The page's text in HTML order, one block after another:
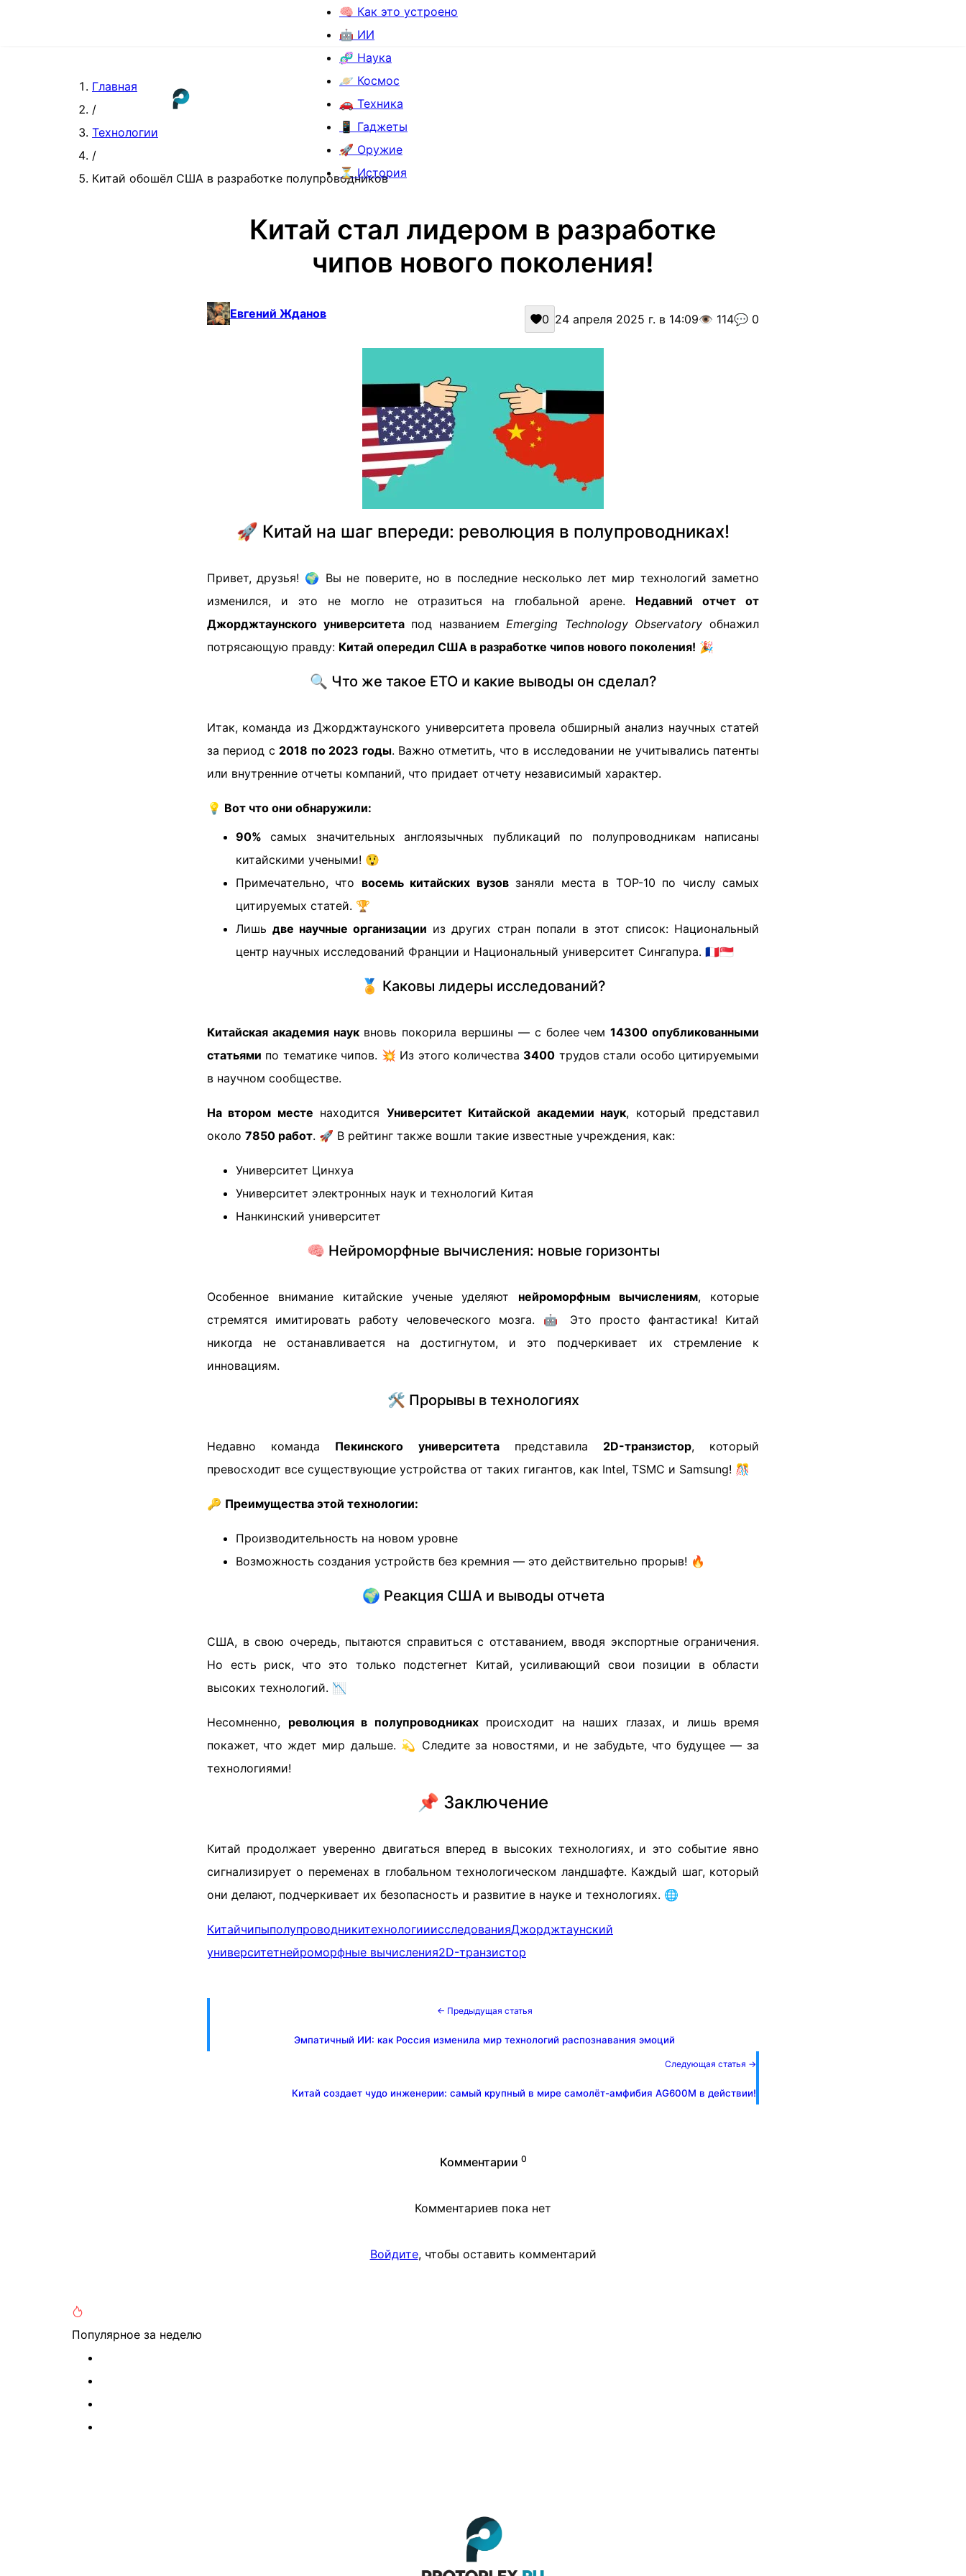
🧠 Как это устроено
🤖 ИИ
🧬 Наука
🪐 Космос
🚗 Техника
📱 Гаджеты
🚀 Оружие
⏳ История
Главная
/
Технологии
/
Китай обошёл США в разработке полупроводников
Китай стал лидером в разработке
чипов нового поколения!
Евгений Жданов 0 24 апреля 2025 г. в 14:09👁️ 114💬 0
🚀 Китай на шаг впереди: революция в полупроводниках!
Привет, друзья! 🌍 Вы не поверите, но в последние несколько лет мир технологий заметно
изменился, и это не могло не отразиться на глобальной арене. Недавний отчет от
Джорджтаунского университетапод названиемEmerging Technology Observatory обнажил
потрясающую правду: Китай опередил США в разработке чипов нового поколения! 🎉
🔍 Что же такое ETO и какие выводы он сделал?
Итак, команда из Джорджтаунского университета провела обширный анализ научных статей
за период с 2018 по 2023 годы. Важно отметить, что в исследовании не учитывались патенты
или внутренние отчеты компаний, что придает отчету независимый характер.
💡 Вот что они обнаружили:
90% самых значительных англоязычных публикаций по полупроводникам написаны
китайскими учеными! 😲
Примечательно, что восемь китайских вузовзаняли места в TOP-10 по числу самых
цитируемых статей. 🏆
Лишьдве научные организации из других стран попали в этот список: Национальный
центр научных исследований Франции и Национальный университет Сингапура. 🇫🇷🇸🇬
🏅 Каковы лидеры исследований?
Китайская академия науквновь покорила вершины — с более чем14300 опубликованными
статьями по тематике чипов. 💥 Из этого количества 3400 трудов стали особо цитируемыми
в научном сообществе.
На втором месте находится Университет Китайской академии наук, который представил
около 7850 работ. 🚀 В рейтинг также вошли такие известные учреждения, как:
Университет Цинхуа
Университет электронных наук и технологий Китая
Нанкинский университет
🧠 Нейроморфные вычисления: новые горизонты
Особенное внимание китайские ученые уделяют нейроморфным вычислениям, которые
стремятся имитировать работу человеческого мозга. 🤖 Это просто фантастика! Китай
никогда не останавливается на достигнутом, и это подчеркивает их стремление к
инновациям.
🛠️ Прорывы в технологиях
Недавно команда Пекинского университетапредставила 2D-транзистор, который
превосходит все существующие устройства от таких гигантов, как Intel, TSMC и Samsung! 🎊
🔑 Преимущества этой технологии:
Производительность на новом уровне
Возможность создания устройств без кремния — это действительно прорыв! 🔥
🌍 Реакция США и выводы отчета
США, в свою очередь, пытаются справиться с отставанием, вводя экспортные ограничения.
Но есть риск, что это только подстегнет Китай, усиливающий свои позиции в области
высоких технологий. 📉
Несомненно, революция в полупроводникахпроисходит на наших глазах, и лишь время
покажет, что ждет мир дальше. 💫 Следите за новостями, и не забудьте, что будущее — за
технологиями!
📌 Заключение
Китай продолжает уверенно двигаться вперед в высоких технологиях, и это событие явно
сигнализирует о переменах в глобальном технологическом ландшафте. Каждый шаг, который
они делают, подчеркивает их безопасность и развитие в науке и технологиях. 🌐
КитайчипыполупроводникитехнологииисследованияДжорджтаунский
университетнейроморфные вычисления2D-транзистор
← Предыдущая статья
Эмпатичный ИИ: как Россия изменила мир технологий распознавания эмоций
Следующая статья →
Китай создает чудо инженерии: самый крупный в мире самолёт-амфибия AG600M в действии!
Комментарии 0
Комментариев пока нет
Войдите, чтобы оставить комментарий
Популярное за неделю